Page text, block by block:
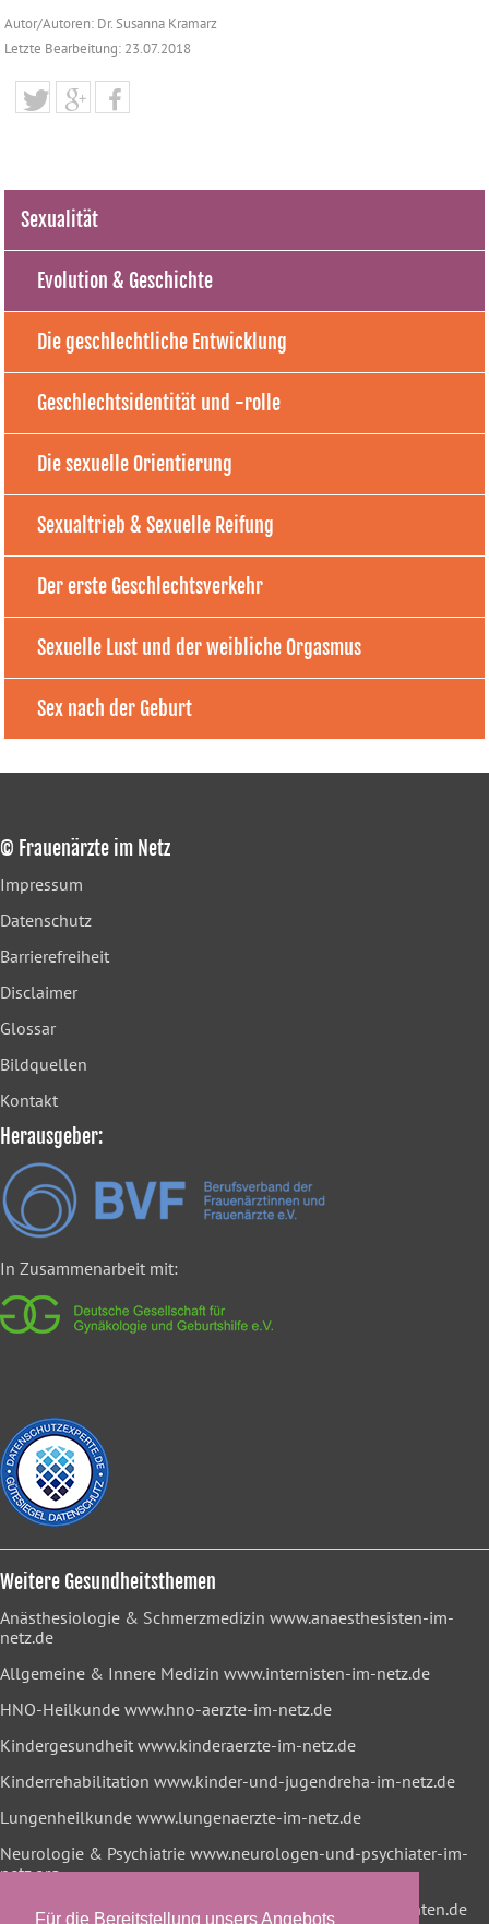
Für die Bereitstellung unsers Angebots
Autor/Autoren: Dr. Susanna Kramarz
Letzte Bearbeitung: 23.07.2018
Sexualität
Evolution & Geschichte
Die geschlechtliche Entwicklung
Geschlechtsidentität und -rolle
Die sexuelle Orientierung
Sexualtrieb & Sexuelle Reifung
Der erste Geschlechtsverkehr
Sexuelle Lust und der weibliche Orgasmus
Sex nach der Geburt
© Frauenärzte im Netz
Impressum
Datenschutz
Barrierefreiheit
Disclaimer
Glossar
Bildquellen
Kontakt
Herausgeber:
In Zusammenarbeit mit:
Weitere Gesundheitsthemen
Anästhesiologie & Schmerzmedizin www.anaesthesisten-im-
netz.de
Allgemeine & Innere Medizin www.internisten-im-netz.de
HNO-Heilkunde www.hno-aerzte-im-netz.de
Kindergesundheit www.kinderaerzte-im-netz.de
Kinderrehabilitation www.kinder-und-jugendreha-im-netz.de
Lungenheilkunde www.lungenaerzte-im-netz.de
Neurologie & Psychiatrie www.neurologen-und-psychiater-im-
netz.org
Onkologische Rehabilitation
www.reha-hilft-krebspatienten.de